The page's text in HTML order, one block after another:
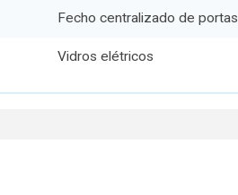
Fecho centralizado de portas
Vidros elétricos